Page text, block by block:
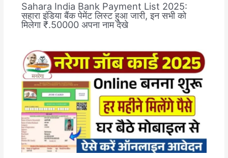
Sahara India Bank Payment List 2025:
सहारा इंडिया बैंक पेमेंट लिस्ट हुआ जारी, इन सभी को
मिलेगा ₹.50000 अपना नाम देखे